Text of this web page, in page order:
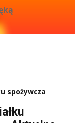
spożywcza